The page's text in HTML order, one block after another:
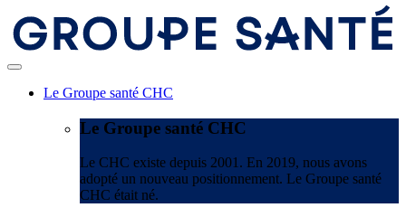
Le Groupe santé CHC
Le Groupe santé CHC
Le CHC existe depuis 2001. En 2019, nous avons
adopté un nouveau positionnement. Le Groupe santé
CHC était né.